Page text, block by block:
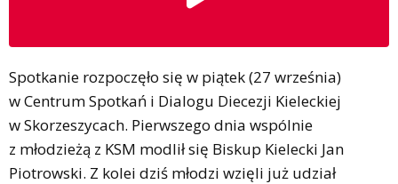
Spotkanie rozpoczęło się w piątek (27 września)
w Centrum Spotkań i Dialogu Diecezji Kieleckiej
w Skorzeszycach. Pierwszego dnia wspólnie
z młodzieżą z KSM modlił się Biskup Kielecki Jan
Piotrowski. Z kolei dziś młodzi wzięli już udział